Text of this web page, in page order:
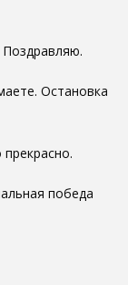
Остановка
победа